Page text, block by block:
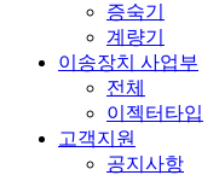
증숙기
계량기
이송장치 사업부
전체
이젝터타입
고객지원
공지사항